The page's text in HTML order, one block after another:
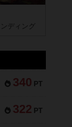
ディング
340 PT
322 PT